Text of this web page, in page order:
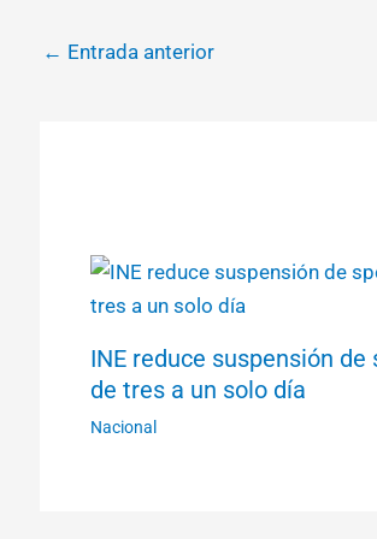
← Entrada anterior
INE reduce suspensión de
de tres a un solo día
Nacional